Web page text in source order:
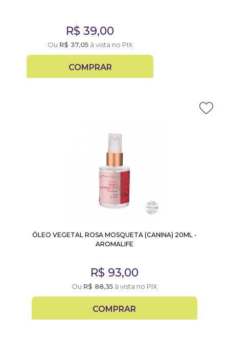
R$ 39,00
Ou R$ 37,05à vista no PIX
COMPRAR
ÓLEO VEGETAL ROSA MOSQUETA (CANINA) 20ML -
AROMALIFE
R$ 93,00
Ou R$ 88,35 à vista no PIX
COMPRAR